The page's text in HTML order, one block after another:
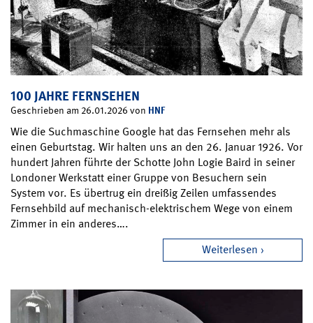
100 JAHRE FERNSEHEN
Geschrieben am 26.01.2026 von HNF
Wie die Suchmaschine Google hat das Fernsehen mehr als
einen Geburtstag. Wir halten uns an den 26. Januar 1926. Vor
hundert Jahren führte der Schotte John Logie Baird in seiner
Londoner Werkstatt einer Gruppe von Besuchern sein
System vor. Es übertrug ein dreißig Zeilen umfassendes
Fernsehbild auf mechanisch-elektrischem Wege von einem
Zimmer in ein anderes….
Weiterlesen